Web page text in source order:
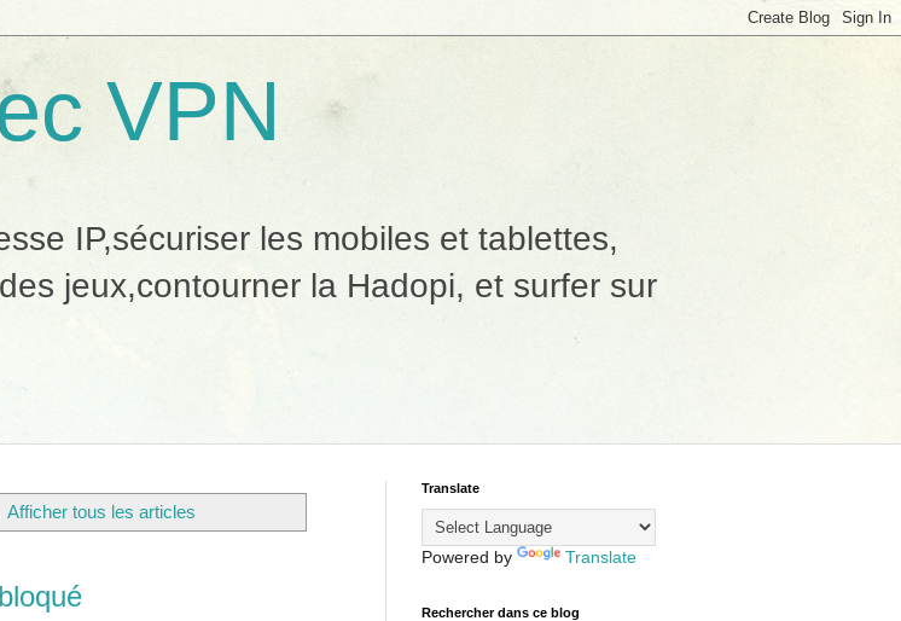
VPN
IP,sécuriser les mobiles et tablettes,
jeux,contourner la Hadopi, et surfer sur
Afficher tous les articles
Translate
Powered by Translate
Rechercher dans ce blog